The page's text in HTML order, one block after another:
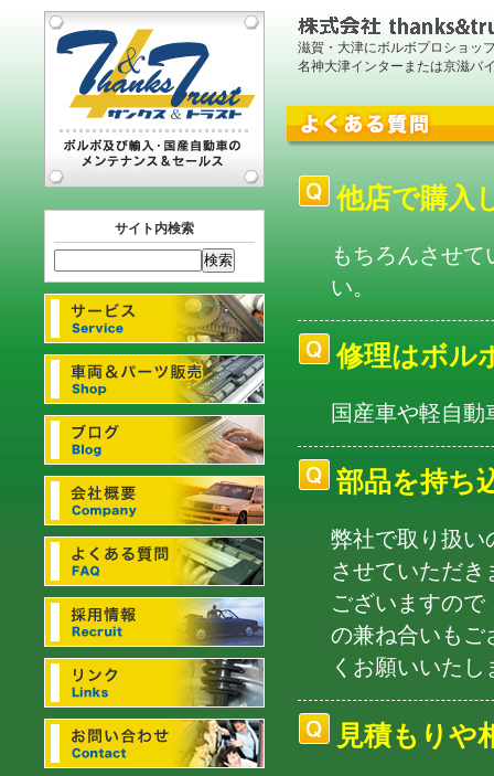
滋賀・大津にボルボプロショッ
名神大津インターまたは京滋バ
サイト内検索
他店で購入
もちろんさせ
い。
修理はボル
国産車や軽自
部品を持ち
弊社で取り扱い
させていただ
ございますの
の兼ね合いもご
くお願いいたし
見積もりや